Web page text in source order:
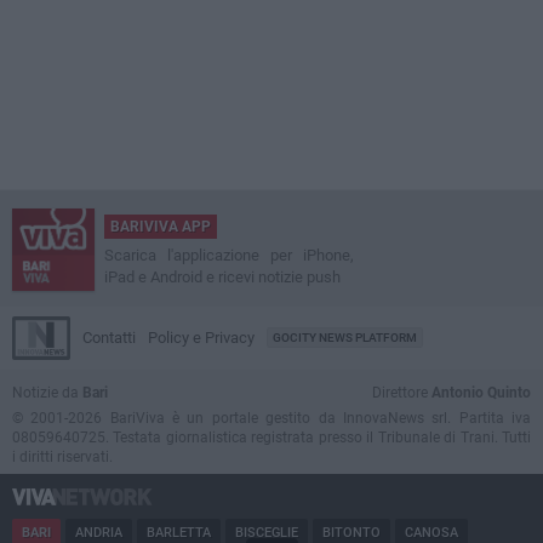
BARIVIVA APP
Scarica l'applicazione per iPhone,
iPad e Android e ricevi notizie push
Contatti Policy e Privacy GOCITY NEWS PLATFORM
Notizie da Bari Direttore Antonio Quinto
© 2001-2026 BariViva è un portale gestito da InnovaNews srl. Partita iva
08059640725. Testata giornalistica registrata presso il Tribunale di Trani. Tutti
i diritti riservati.
BARI ANDRIA BARLETTA BISCEGLIE BITONTO CANOSA